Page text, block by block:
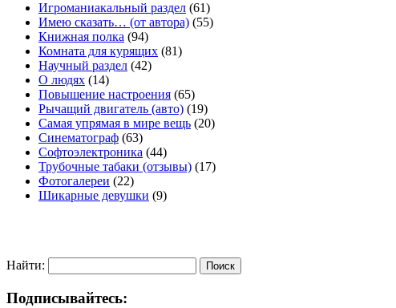
Игроманиакальный раздел (61)
Имею сказать… (от автора) (55)
Книжная полка (94)
Комната для курящих (81)
Научный раздел (42)
О людях (14)
Повышение настроения (65)
Рычащий двигатель (авто) (19)
Самая упрямая в мире вещь (20)
Синематограф (63)
Софтоэлектроника (44)
Трубочные табаки (отзывы) (17)
Фотогалереи (22)
Шикарные девушки (9)
Найти:
Подписывайтесь: